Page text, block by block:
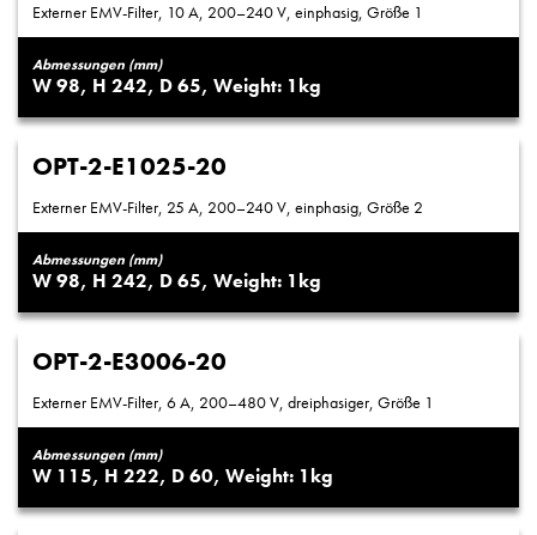
Externer EMV-Filter, 10 A, 200–240 V, einphasig, Größe 1
Abmessungen (mm)
98 242 65 1
OPT-2-E1025-20
Externer EMV-Filter, 25 A, 200–240 V, einphasig, Größe 2
Abmessungen (mm)
98 242 65 1
OPT-2-E3006-20
Externer EMV-Filter, 6 A, 200–480 V, dreiphasiger, Größe 1
Abmessungen (mm)
115 222 60 1